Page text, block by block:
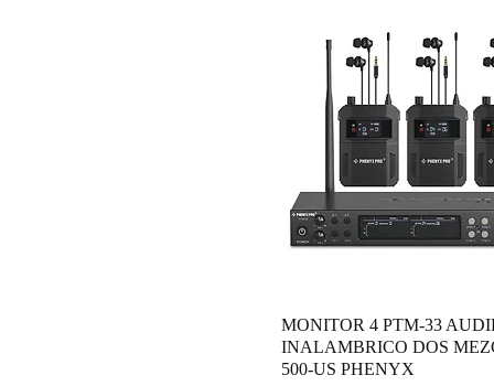
MONITOR 4 PTM-33
INALAMBRICO DOS
500-US PHENYX